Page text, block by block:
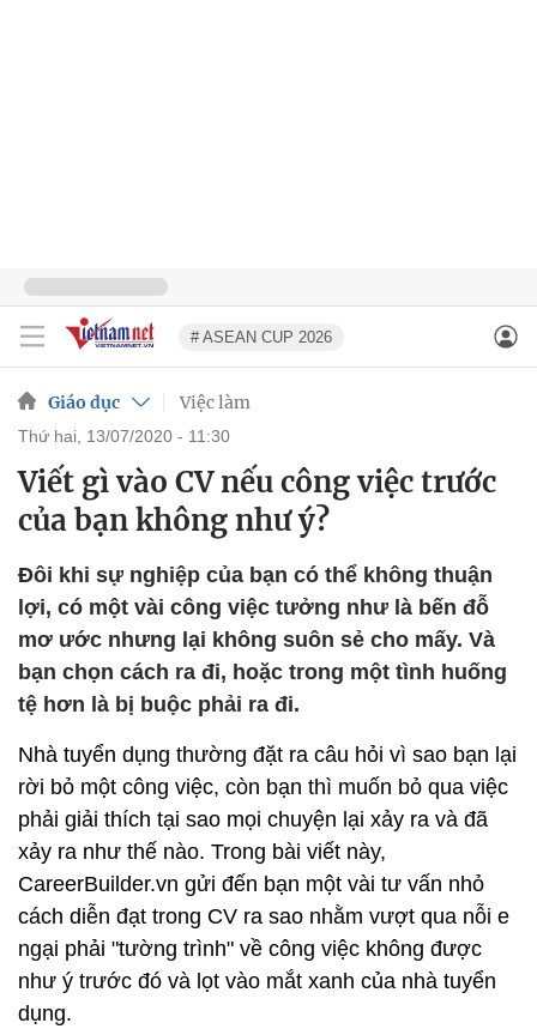
# ASEAN CUP 2026
Giáo dục Việc làm
thứ hai, 13/07/2020 - 11:30
Viết gì vào CV nếu công việc trước
của bạn không như ý?
Đôi khi sự nghiệp của bạn có thể không thuận
lợi, có một vài công việc tưởng như là bến đỗ
mơ ước nhưng lại không suôn sẻ cho mấy. Và
bạn chọn cách ra đi, hoặc trong một tình huống
tệ hơn là bị buộc phải ra đi.
Nhà tuyển dụng thường đặt ra câu hỏi vì sao bạn lại
rời bỏ một công việc, còn bạn thì muốn bỏ qua việc
phải giải thích tại sao mọi chuyện lại xảy ra và đã
xảy ra như thế nào. Trong bài viết này,
CareerBuilder.vn gửi đến bạn một vài tư vấn nhỏ
cách diễn đạt trong CV ra sao nhằm vượt qua nỗi e
ngại phải "tường trình" về công việc không được
như ý trước đó và lọt vào mắt xanh của nhà tuyển
dụng.